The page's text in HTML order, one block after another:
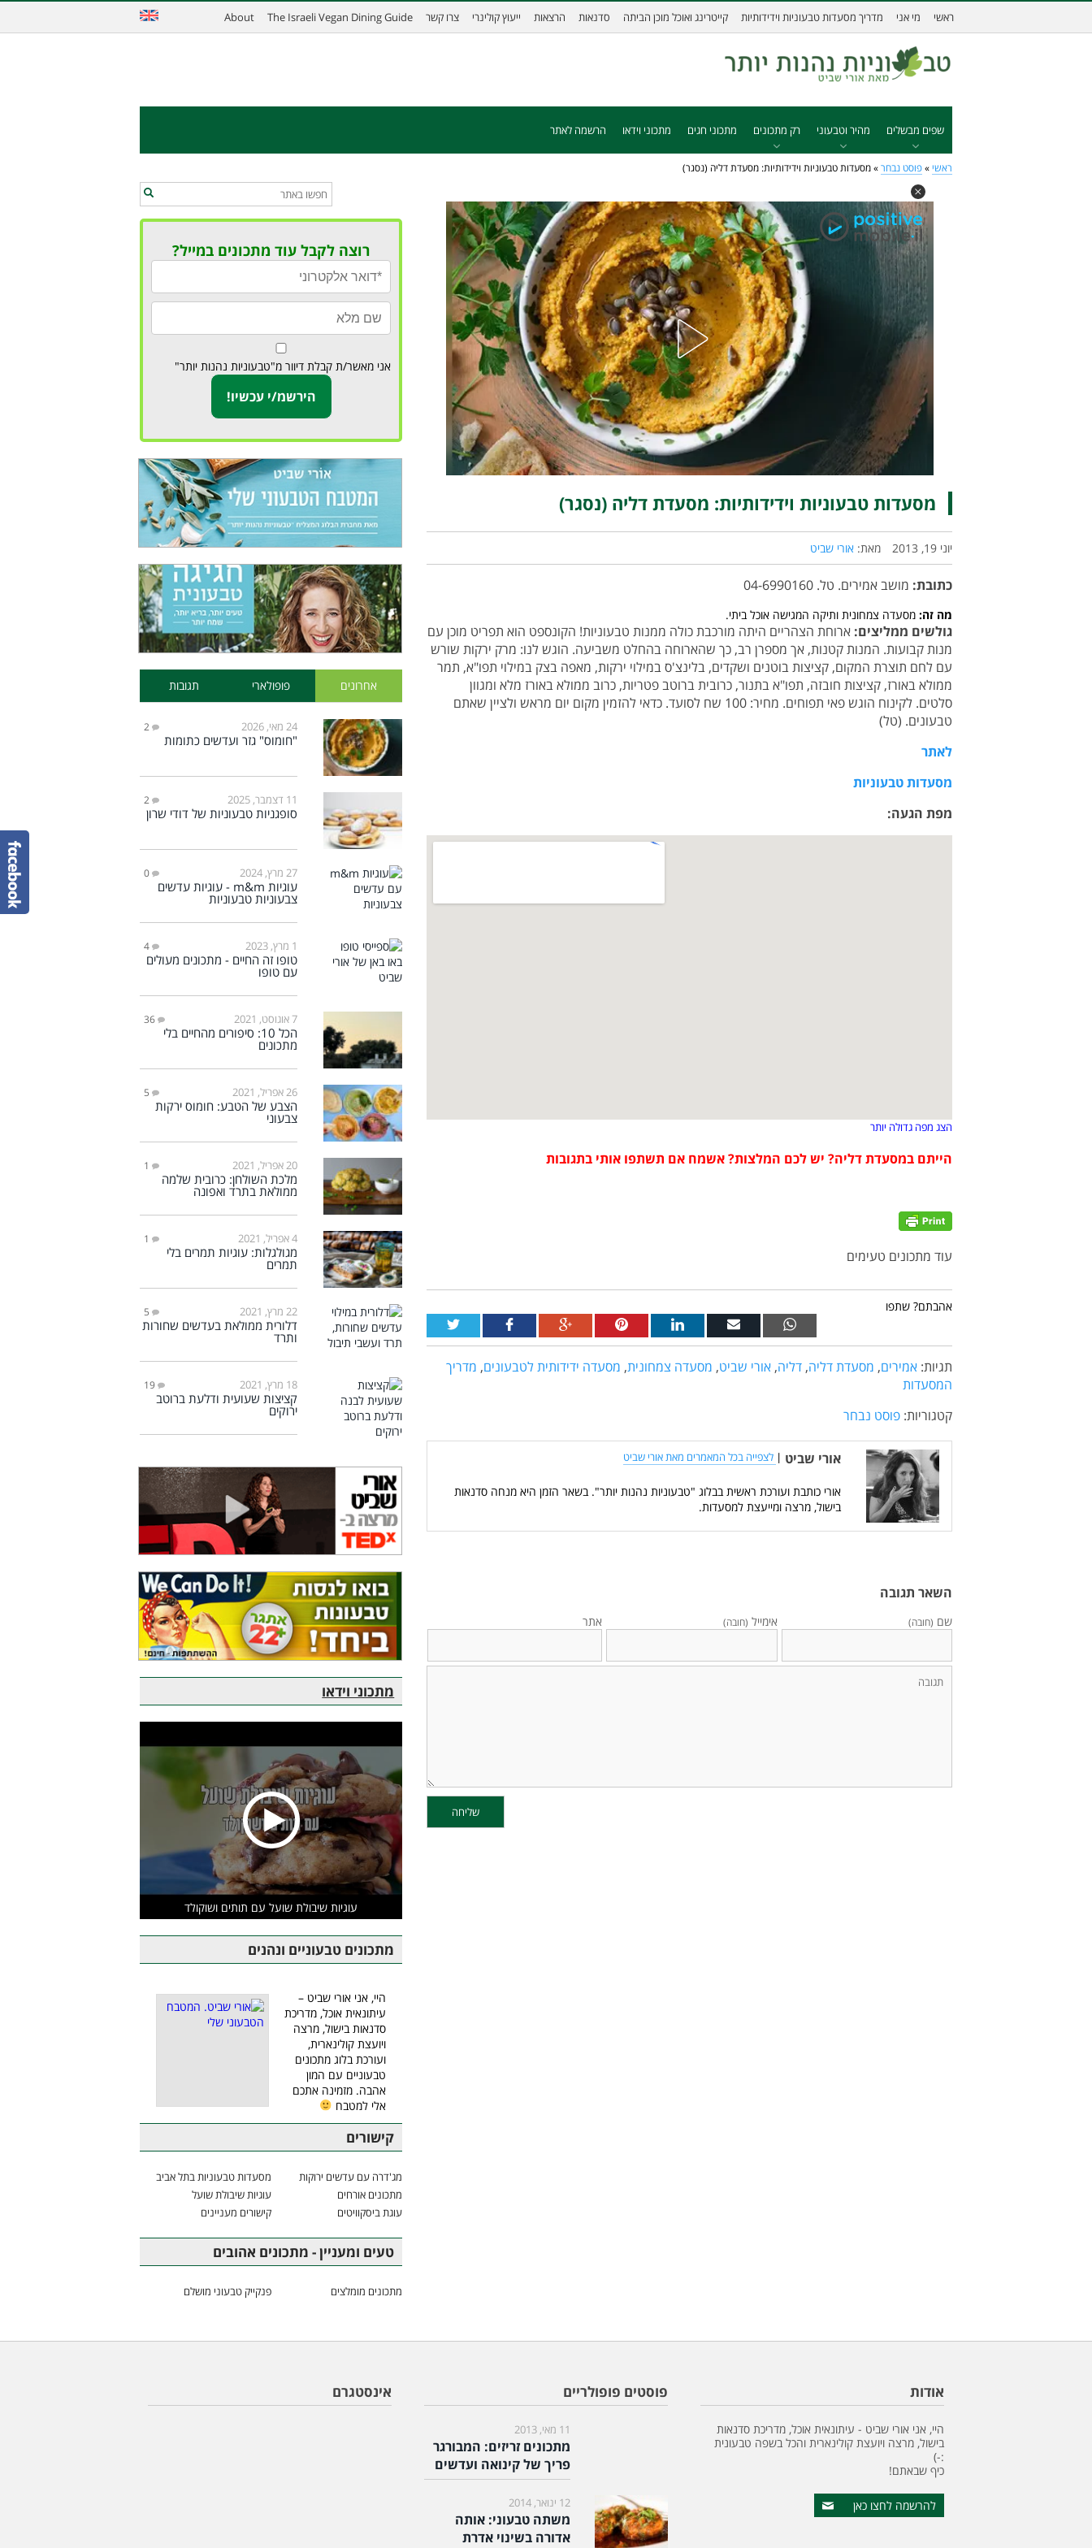
ראשי מי אני מדריך מסעדות טבעוניות וידידותיות קייטרינג ואוכל מוכן הביתה סדנאות הרצאות ייעוץ קולינרי צרו קשר The Israeli Vegan Dining Guide
About
שפים מבשלים מהיר וטבעוני רק מתכונים מתכוני חגים מתכוני וידאו הרשמה לאתר
ראשי » פוסט נבחר » מסעדות טבעוניות וידידותיות: מסעדת דליה (נסגר)
מסעדות טבעוניות וידידותיות: מסעדת דליה (נסגר)
יוני 19, 2013 מאת: אורי שביט
כתובת: מושב אמירים. טל. 04-6990160
מה זה: מסעדה צמחונית ותיקה המגישה אוכל ביתי.
גולשים ממליצים: ארוחת הצהריים היתה מורכבת כולה ממנות טבעוניות! הקונספט הוא תפריט מוכן עם
מנות קבועות. המנות קטנות, אך מספרן רב, כך שהארוחה בהחלט משביעה. הוגש לנו: מרק ירקות שורש
עם לחם תוצרת המקום, קציצות בוטנים ושקדים, בלינצ'ס במילוי ירקות, מאפה בצק במילוי תפו"א, תמר
ממולא באורז, קציצות חובזה, תפו"א בתנור, כרובית ברוטב פטריות, כרוב ממולא באורז מלא ומגוון
סלטים. לקינוח הוגש פאי תפוחים. מחיר: 100 שח לסועד. כדאי להזמין מקום יום מראש ולציין שאתם
טבעונים. (טל)
לאתר
מסעדות טבעוניות
מפת הגעה:
הצג מפה גדולה יותר
הייתם במסעדת דליה? יש לכם המלצות? אשמח אם תשתפו אותי בתגובות
עוד מתכונים טעימים
אהבתם? שתפו
תגיות: אמירים, מסעדת דליה,דליה,אורי שביט, מסעדה צמחונית, מסעדה ידידותית לטבעונים, מדריך
המסעדות
קטגוריות: פוסט נבחר
אורי שביט | לצפייה בכל המאמרים מאת אורי שביט
אורי כותבת ועורכת ראשית בבלוג "טבעוניות נהנות יותר". בשאר הזמן היא מנחה סדנאות
בישול, מרצה ומייעצת למסעדות.
השאר תגובה
שם (חובה) אימייל (חובה) אתר
רוצה לקבל עוד מתכונים במייל?
אני מאשר/ת קבלת דיוור מ"טבעוניות נהנות יותר"
אחרונים פופולארי תגובות
24 מאי, 2026 2
"חומוס" גזר ועדשים כתומות
11 דצמבר, 2025 2
סופגניות טבעוניות של דודי שרון
27 מרץ, 2024 0
עוגיות m&m - עוגיות עדשים
צבעוניות טבעוניות
1 מרץ, 2023 4
טופו זה החיים - מתכונים מעולים
עם טופו
7 אוגוסט, 2021 36
הכל 10: סיפורים מהחיים בלי
מתכונים
26 אפריל, 2021 5
הצבע של הטבע: חומוס ירקות
צבעוני
20 אפריל, 2021 1
מלכת השולחן: כרובית שלמה
ממולאת בתרד ואפונה
4 אפריל, 2021 1
מגולגלות: עוגיות תמרים בלי
תמרים
22 מרץ, 2021 5
דלורית ממולאת בעדשים שחורות
ותרד
18 מרץ, 2021 19
קציצות שעועית ודלעת ברוטב
ירוקים
מתכוני וידאו
עוגיות שיבולת שועל עם תותים ושוקולד
מתכונים טבעוניים ונהנים
היי, אני אורי שביט –
עיתונאית אוכל, מדריכת
סדנאות בישול, מרצה
ויועצת קולינארית,
ועורכת בלוג מתכונים
טבעוניים עם המון
אהבה. מזמינה אתכם
אלי למטבח
קישורים
מג'דרה עם עדשים ירוקות
מסעדות טבעוניות בתל אביב
מתכונים אורחים
עוגיות שיבולת שועל
עוגת ביסקוויטים
קישורים מעניינים
טעים ומעניין - מתכונים אהובים
מתכונים מומלצים פנקייק טבעוני מושלם
אודות
היי, אני אורי שביט - עיתונאית אוכל, מדריכת סדנאות
בישול, מרצה ויועצת קולינארית והכל בשפה טבעונית
:-)
כיף שבאתם!
להרשמה לחצו כאן
פוסטים פופולריים
11 מאי, 2013
מתכונים זריזים: המבורגר
פריך של קינואה ועדשים
12 ינואר, 2014
משתה טבעוני: אותה
אדורה בשינוי אדרת
אינסטגרם